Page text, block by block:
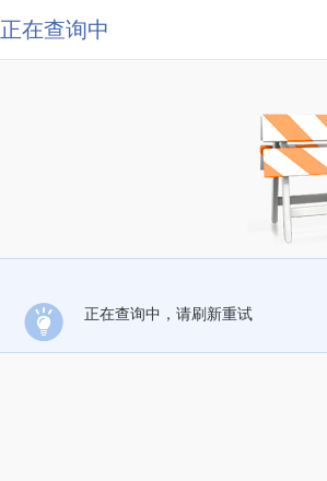
正在查询中
正在查询中，请刷新重试